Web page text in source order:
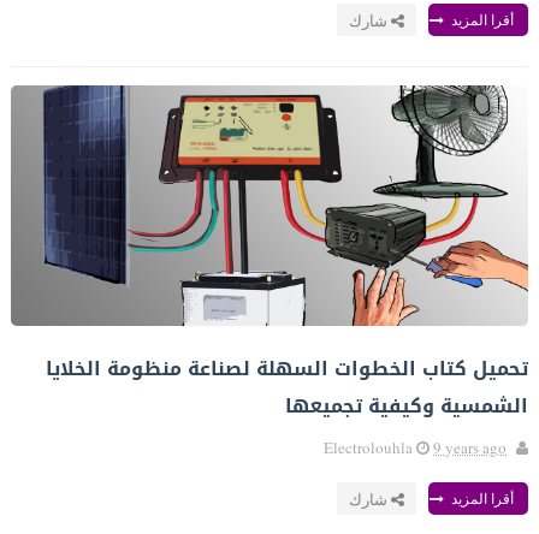
أقرا المزيد شارك
تحميل كتاب الخطوات السهلة لصناعة منظومة الخلايا
الشمسية وكيفية تجميعها
Electrolouhla 9 years ago
أقرا المزيد شارك